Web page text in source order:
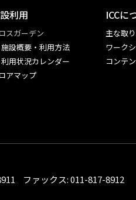
利用
スガーデン
施設概要・利用方法
利用状況カレンダー
アマップ
ICCに
主な取
ワーク
コンテ
ファックス: 011-817-8912